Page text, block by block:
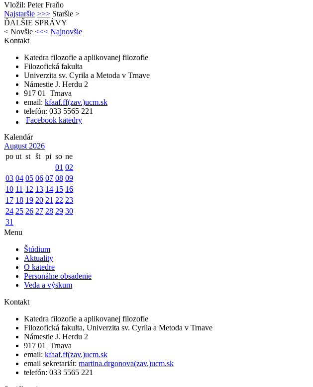
Vložil: Peter Fraňo
Najstaršie >>> Staršie >
ĎALŠIE SPRÁVY
< Novšie <<< Najnovšie
Kontakt
Katedra filozofie a aplikovanej filozofie
Filozofická fakulta
Univerzita sv. Cyrila a Metoda v Trnave
Námestie J. Herdu 2
917 01 Trnava
email: kfaaf.ff(zav.)ucm.sk
telefón: 033 5565 221
Facebook katedry
Kalendár
August 2026
po ut st št pi so ne
01 02
03 04 05 06 07 08 09
10 11 12 13 14 15 16
17 18 19 20 21 22 23
24 25 26 27 28 29 30
31
Menu
Štúdium
Aktuality
O katedre
Personálne obsadenie
Veda a výskum
Kontakt
Katedra filozofie a aplikovanej filozofie
Filozofická fakulta, Univerzita sv. Cyrila a Metoda v Trnave
Námestie J. Herdu 2
917 01 Trnava
email: kfaaf.ff(zav.)ucm.sk
email sekretariát: martina.drgonova(zav.)ucm.sk
telefón: 033 5565 221